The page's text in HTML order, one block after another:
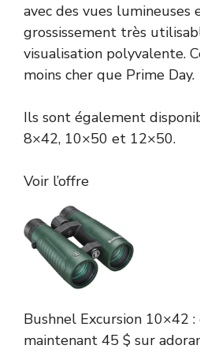
avec des vues
grossissement très
visualisation polyvalente.
moins cher que Prime Day.
Ils sont également
8×42, 10×50 et 12×50.
Voir l’offre
Bushnel Excursion 10×42 :
maintenant 45 $ sur